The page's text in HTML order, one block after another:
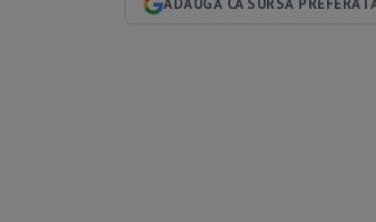
ADAUGĂ CA SURSĂ